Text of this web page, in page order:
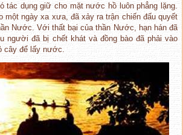
tác dụng giữ cho mặt nước hồ luôn phẳng lặng.
một ngày xa xưa, đã xảy ra trận chiến đấu quyết
Nước. Với thất bại của thần Nước, hạn hán đã
người đã bị chết khát và đồng bào đã phải vào
cây để lấy nước.